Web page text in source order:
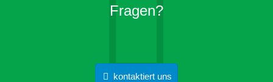
Fragen?
kontaktiert uns